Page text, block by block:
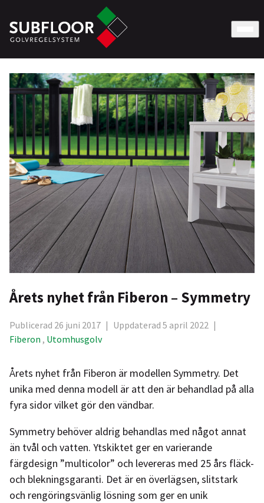
Årets nyhet från Fiberon – Symmetry
Publicerad 26 juni 2017 | Uppdaterad 5 april 2022 |
Fiberon , Utomhusgolv
Årets nyhet från Fiberon är modellen Symmetry. Det
unika med denna modell är att den är behandlad på alla
fyra sidor vilket gör den vändbar.
Symmetry behöver aldrig behandlas med något annat
än tvål och vatten. Ytskiktet ger en varierande
färgdesign ”multicolor” och levereras med 25 års fläck-
och blekningsgaranti. Det är en överlägsen, slitstark
och rengöringsvänlig lösning som ger en unik